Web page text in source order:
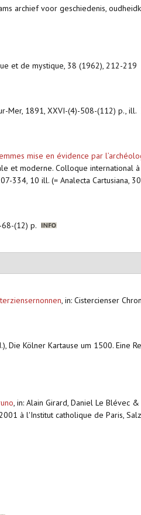
archief voor geschiedenis,
et de mystique, 38 (1962), 212-219
Mer, 1891, XXVI-(4)-508-(112) p., ill.
mise en évidence par
et moderne. Colloque international
334, 10 ill. (= Analecta Cartusiana,
(12) p.
, in: Cistercienser
Die Kölner Kartause um 1500. Eine
, in: Alain Girard, Daniel Le Blévec
à l'Institut catholique de Paris,